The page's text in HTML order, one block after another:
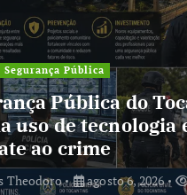
Segurança Pública
Pública do
uso de tecnologia
ao crime
Theodoro agosto 6, 2026